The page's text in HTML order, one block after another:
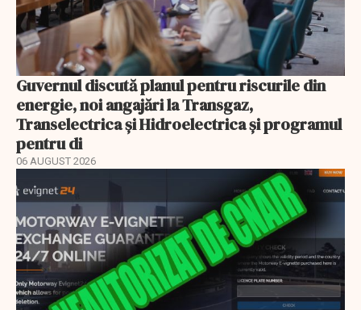
Guvernul discută planul pentru riscurile din
energie, noi angajări la Transgaz,
Transelectrica și Hidroelectrica și programul
pentru di
06 AUGUST 2026